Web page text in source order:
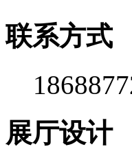
联系方式
展厅设计